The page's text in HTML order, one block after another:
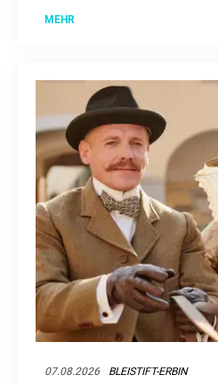
Humor.
MEHR
07.08.2026 BLEISTIFT-ERBIN